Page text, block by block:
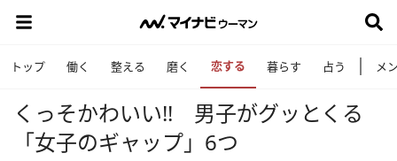
トップ 働く 整える 磨く 恋する 暮らす 占う メ
くっそかわいい!! 男子がグッとくる
「女子のギャップ」6つ